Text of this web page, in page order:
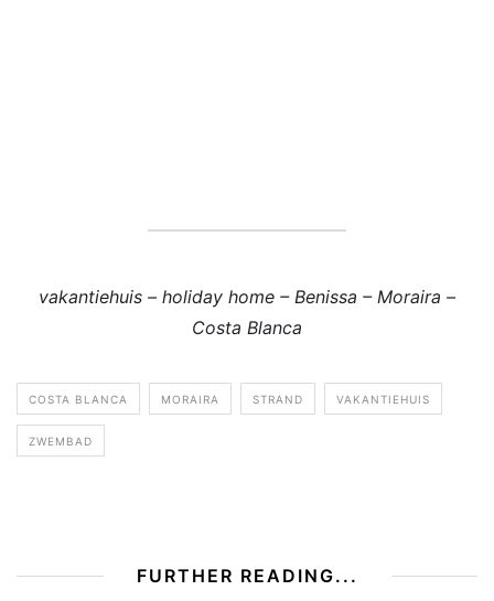
vakantiehuis – holiday home – Benissa – Moraira –
Costa Blanca
COSTA BLANCA MORAIRA STRAND VAKANTIEHUIS
ZWEMBAD
FURTHER READING...